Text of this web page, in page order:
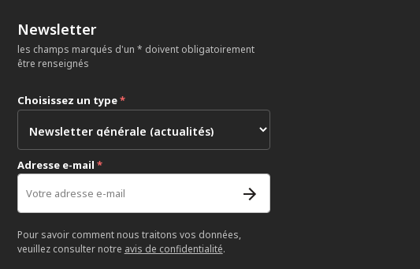
Newsletter
les champs marqués d'un * doivent obligatoirement
être renseignés
Choisissez un type*
Adresse e-mail *
Pour savoir comment nous traitons vos données,
veuillez consulter notre avis de confidentialité.